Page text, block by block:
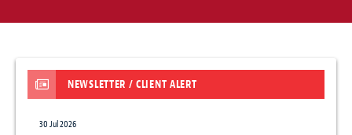
NEWSLETTER / CLIENT ALERT
30 Jul 2026